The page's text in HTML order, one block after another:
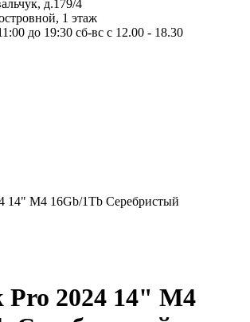
д.179/4
1 этаж
до 19:30 сб-вс с 12.00 - 18.30
14" M4 16Gb/1Tb Серебристый
Pro 2024 14" M4